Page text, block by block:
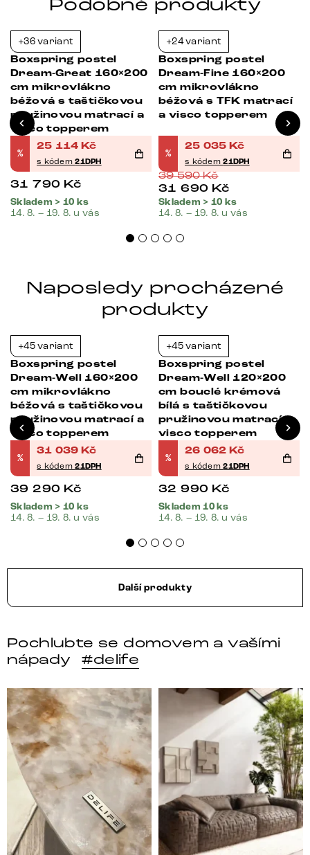
Podobné produkty
+36 variant
Boxspring postel
Dream-Great 160×200
cm mikrovlákno
béžová s taštičkovou
pružinovou matrací a
visco topperem
%
25 114 Kč
s kódem21DPH
31 790 Kč
Skladem > 10 ks
14. 8. – 19. 8. u vás
+24 variant
Boxspring postel
Dream-Fine 160×200
cm mikrovlákno
béžová s TFK matrací
a visco topperem
%
25 035 Kč
s kódem21DPH
39 590Kč
31 690 Kč
Skladem > 10 ks
14. 8. – 19. 8. u vás
Naposledy procházené
produkty
+45 variant
Boxspring postel
Dream-Well 160×200
cm mikrovlákno
béžová s taštičkovou
pružinovou matrací a
visco topperem
%
31 039 Kč
s kódem21DPH
39 290 Kč
Skladem > 10 ks
14. 8. – 19. 8. u vás
+45 variant
Boxspring postel
Dream-Well 120×200
cm bouclé krémová
bílá s taštičkovou
pružinovou matrací a
visco topperem
%
26 062 Kč
s kódem21DPH
32 990 Kč
Skladem 10 ks
14. 8. – 19. 8. u vás
Další produkty
Pochlubte se domovem a vašími
nápady
#delife
DELIFE – Nábytek, který promění dům v domov. Domo
Místo, kam se budeš těšit